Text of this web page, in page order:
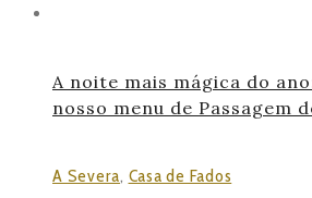
A noite mais mágica do
nosso menu de Passagem
A Severa, Casa de Fados